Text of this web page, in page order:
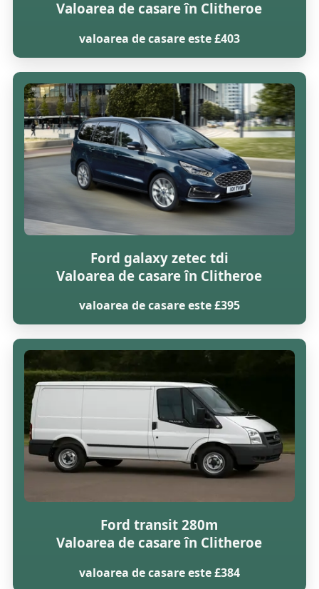
Valoarea de casare în Clitheroe
valoarea de casare este £403
Ford galaxy zetec tdi
Valoarea de casare în Clitheroe
valoarea de casare este £395
Ford transit 280m
Valoarea de casare în Clitheroe
valoarea de casare este £384